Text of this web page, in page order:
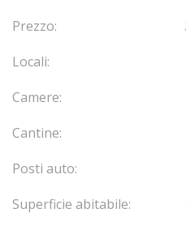
Prezzo:
Locali:
Camere:
Cantine:
Posti auto:
Superficie abitabile: